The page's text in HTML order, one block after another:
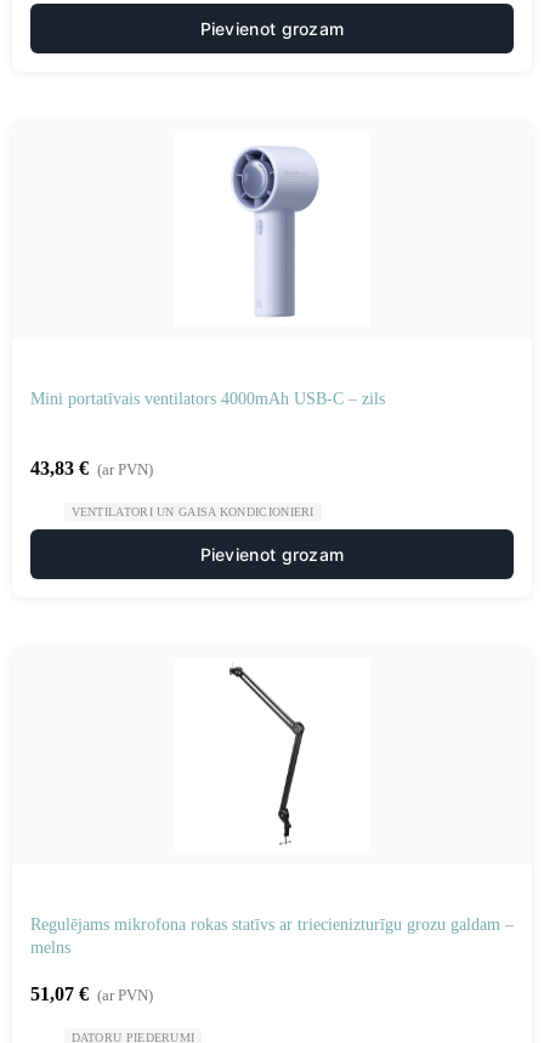
Pievienot grozam
Mini portatīvais ventilators 4000mAh USB-C – zils
43,83 € (ar PVN)
VENTILATORI UN GAISA KONDICIONIERI
Pievienot grozam
Regulējams mikrofona rokas statīvs ar triecienizturīgu grozu galdam –
melns
51,07 € (ar PVN)
DATORU PIEDERUMI